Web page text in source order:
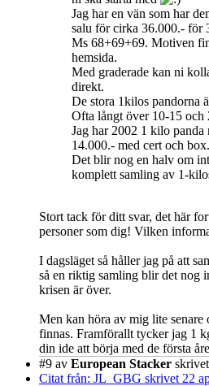
Jag har en vän som har
salu för cirka 36.000.- för
Ms 68+69+69. Motiven
hemsida.
Med graderade kan ni
direkt.
De stora 1kilos pandorna
Ofta långt över 10-15 och
Jag har 2002 1 kilo
14.000.- med cert och box.
Det blir nog en halv om
komplett samling av 1-
Stort tack för ditt svar, det här
personer som dig! Vilken
I dagsläget så håller jag på att
så en riktig samling blir det nog
krisen är över.
Men kan höra av mig lite senare
finnas. Framförallt tycker jag 1
din ide att börja med de första
#9 av European Stacker
Citat från: JL_GBG skrivet 22